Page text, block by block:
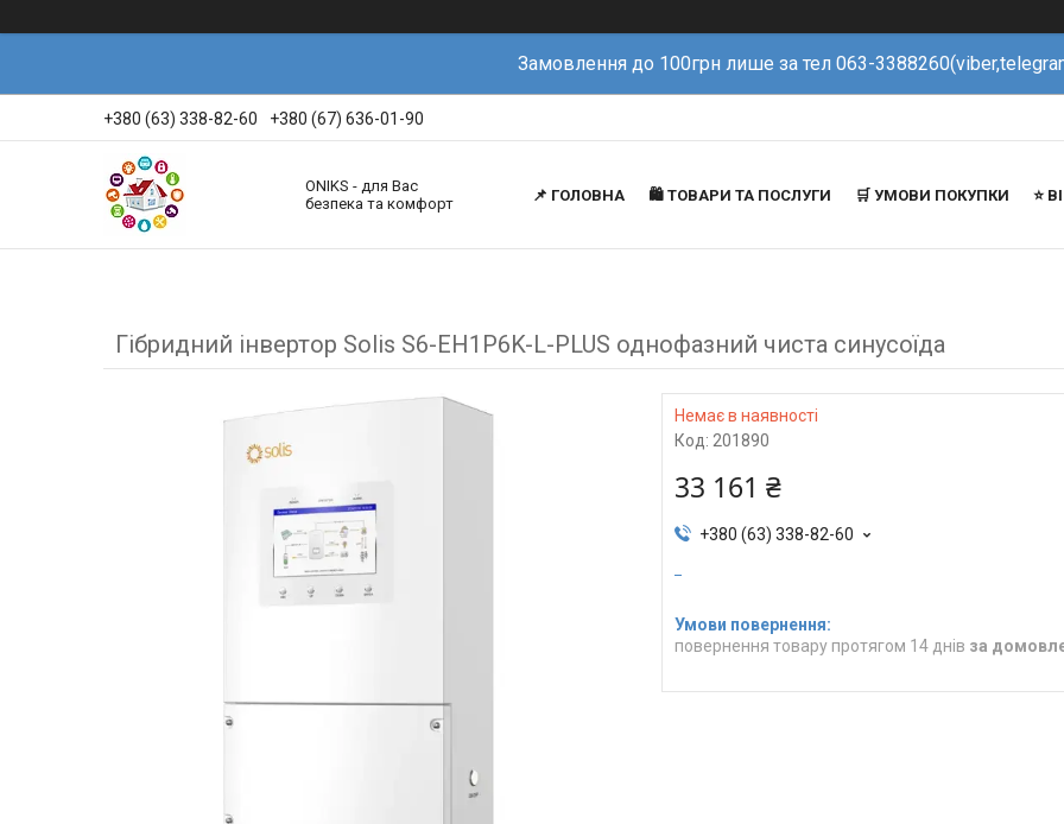
Замовлення до 100грн лише за тел 063-
+380 (63) 338-82-60 +380 (67) 636-01-90
ONIKS - для Вас
безпека та комфорт
📌 ГОЛОВНА 🛍️ ТОВАРИ ТА ПОСЛУГИ 🛒 УМОВИ ПОКУПКИ ⭐️
Гібридний інвертор Solis S6-EH1P6K-L-PLUS однофазний чиста синусоїда
Немає в наявності
Код: 201890
33 161 ₴
+380 (63) 338-82-60
повернення товару протягом 14 днів за